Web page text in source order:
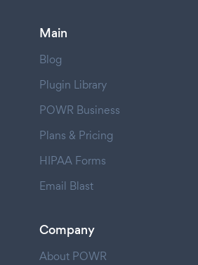
Main
Blog
Plugin Library
POWR Business
Plans & Pricing
HIPAA Forms
Email Blast
Company
About POWR